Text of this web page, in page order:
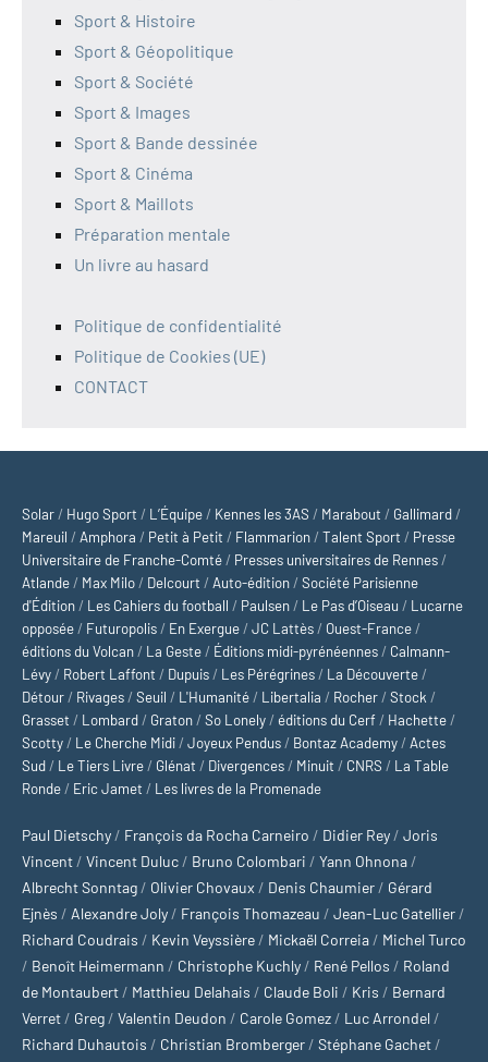
Sport & Histoire
Sport & Géopolitique
Sport & Société
Sport & Images
Sport & Bande dessinée
Sport & Cinéma
Sport & Maillots
Préparation mentale
Un livre au hasard
Politique de confidentialité
Politique de Cookies (UE)
CONTACT
Solar / Hugo Sport / L’Équipe / Kennes les 3AS / Marabout / Gallimard /
Mareuil / Amphora / Petit à Petit / Flammarion /Talent Sport / Presse
Universitaire de Franche-Comté / Presses universitaires de Rennes /
Atlande / Max Milo / Delcourt / Auto-édition /Société Parisienne
d'Édition / Les Cahiers du football / Paulsen / Le Pas d’Oiseau / Lucarne
opposée / Futuropolis / En Exergue /JC Lattès / Ouest-France /
éditions du Volcan / La Geste / Éditions midi-pyrénéennes / Calmann-
Lévy / Robert Laffont / Dupuis / Les Pérégrines / La Découverte /
Détour / Rivages /Seuil / L'Humanité / Libertalia / Rocher /Stock /
Grasset / Lombard / Graton /So Lonely /éditions du Cerf / Hachette /
Scotty / Le Cherche Midi /Joyeux Pendus / Bontaz Academy / Actes
Sud / Le Tiers Livre / Glénat / Divergences / Minuit / CNRS / La Table
Ronde / Eric Jamet / Les livres de la Promenade
Paul Dietschy / François da Rocha Carneiro / Didier Rey / Joris
Vincent / Vincent Duluc / Bruno Colombari / Yann Ohnona /
Albrecht Sonntag / Olivier Chovaux / Denis Chaumier / Gérard
Ejnès / Alexandre Joly / François Thomazeau / Jean-Luc Gatellier /
Richard Coudrais / Kevin Veyssière / Mickaël Correia / Michel Turco
/ Benoît Heimermann / Christophe Kuchly / René Pellos / Roland
de Montaubert / Matthieu Delahais / Claude Boli / Kris / Bernard
Verret / Greg / Valentin Deudon / Carole Gomez / Luc Arrondel /
Richard Duhautois / Christian Bromberger / Stéphane Gachet /